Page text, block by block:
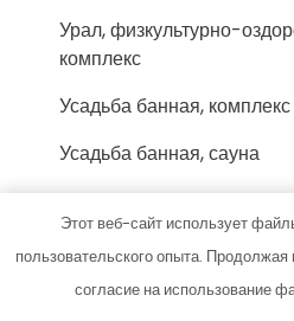
Урал, физкультурно-
комплекс
Усадьба банная,
Усадьба банная, сауна
Усадьба банная, сауна
Учебный центр Миг
Феникс-Авто, сервис-
Этот веб-сайт использует
пользовательского опыта.
согласие на использование